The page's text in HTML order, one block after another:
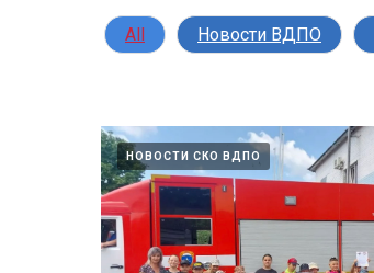
All Новости ВДПО
НОВОСТИ СКО ВДПО